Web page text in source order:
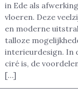
in Ede als
vloeren. Deze
en moderne
talloze
interieurdesign. In
ciré is, de
[…]